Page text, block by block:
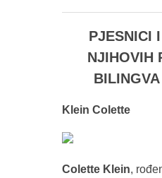
PJESNICI
NJIHOVIH
Klein Colette
Colette Klein,